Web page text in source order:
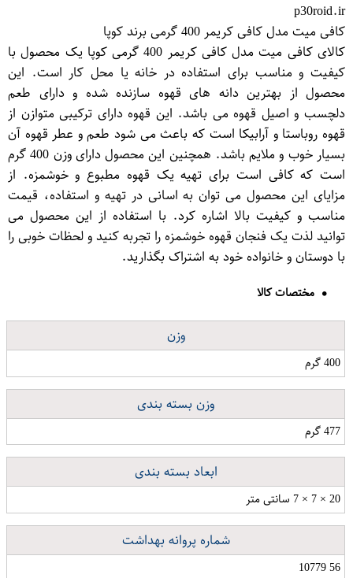
p30roid.ir
کافی میت مدل کافی کریمر 400 گرمی برند کوپا
کالای کافی میت مدل کافی کریمر 400 گرمی کوپا یک محصول با
کیفیت و مناسب برای استفاده در خانه یا محل کار است. این
محصول از بهترین دانه های قهوه سازنده شده و دارای طعم
دلچسب و اصیل قهوه می باشد. این قهوه دارای ترکیبی متوازن از
قهوه روباستا و آرابیکا است که باعث می شود طعم و عطر قهوه آن
بسیار خوب و ملایم باشد. همچنین این محصول دارای وزن 400 گرم
است که کافی است برای تهیه یک قهوه مطبوع و خوشمزه. از
مزایای این محصول می توان به اسانی در تهیه و استفاده، قیمت
مناسب و کیفیت بالا اشاره کرد. با استفاده از این محصول می
توانید لذت یک فنجان قهوه خوشمزه را تجربه کنید و لحظات خوبی را
با دوستان و خانواده خود به اشتراک بگذارید.
مختصات کالا
وزن
400 گرم
وزن بسته بندی
477 گرم
ابعاد بسته بندی
20 × 7 × 7 سانتی متر
شماره پروانه بهداشت
56 10779